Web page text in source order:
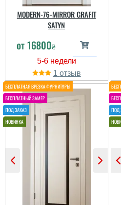
MODERN-76-MIRROR GRAFIT
SATYN
от16800₴
1